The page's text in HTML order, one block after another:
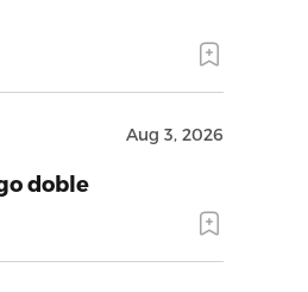
Aug 3, 2026
doble